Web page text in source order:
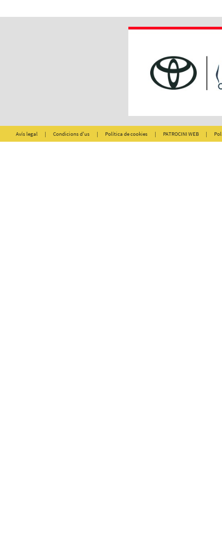
Avís legal | Condicions d'us | Política de cookies | PATROCINI WEB |